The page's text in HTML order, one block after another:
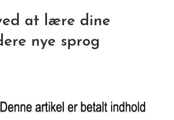
at lære dine
nye sprog